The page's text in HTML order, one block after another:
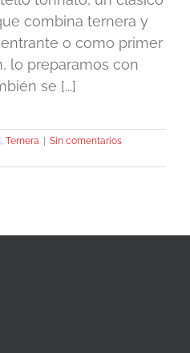
combina ternera y
o como primer
lo preparamos con
se [...]
, Ternera
Sin comentarios